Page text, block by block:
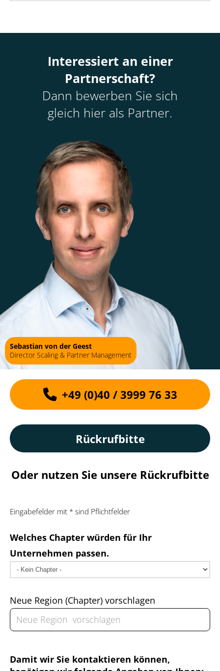
Interessiert an einer
Partnerschaft?
Dann bewerben Sie sich
gleich hier als Partner.
Sebastian von der Geest
Director Scaling & Partner Management
+49 (0)40 / 3999 76 33
Rückrufbitte
Oder nutzen Sie unsere Rückrufbitte
Eingabefelder mit * sind Pflichtfelder
Welches Chapter würden für Ihr
Unternehmen passen.
Neue Region (Chapter) vorschlagen
Damit wir Sie kontaktieren können,